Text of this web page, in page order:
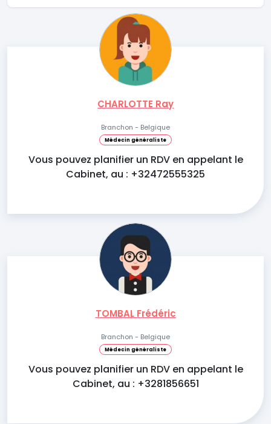
CHARLOTTE Ray
Branchon - Belgique
Médecin généraliste
Vous pouvez planifier un RDV en appelant le
Cabinet, au : +32472555325
TOMBAL Frédéric
Branchon - Belgique
Médecin généraliste
Vous pouvez planifier un RDV en appelant le
Cabinet, au : +3281856651